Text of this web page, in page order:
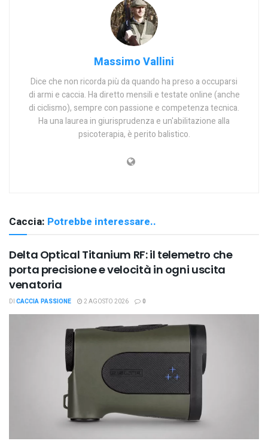
Massimo Vallini
Dice che non ricorda più da quando ha preso a occuparsi
di armi e caccia. Ha diretto mensili e testate online (anche
di ciclismo), sempre con passione e competenza tecnica.
Ha una laurea in giurisprudenza e un'abilitazione alla
psicoterapia, è perito balistico.
Caccia: Potrebbe interessare..
Delta Optical Titanium RF: il telemetro che
porta precisione e velocità in ogni uscita
venatoria
DI CACCIA PASSIONE 2 AGOSTO 2026 0